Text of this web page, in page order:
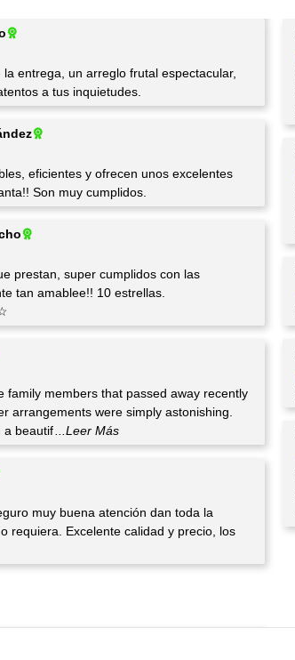
entrega, un arreglo frutal espectacular,
a tus inquietudes.
eficientes y ofrecen unos excelentes
productos. Me encanta!! Son muy cumplidos.
prestan, super cumplidos con las
family members that passed away recently
arrangements were simply astonishing.
a beautif
...Leer Más
muy buena atención dan toda la
calidad y precio, los